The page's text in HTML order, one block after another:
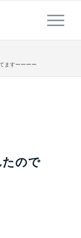
ますーーーー
ので